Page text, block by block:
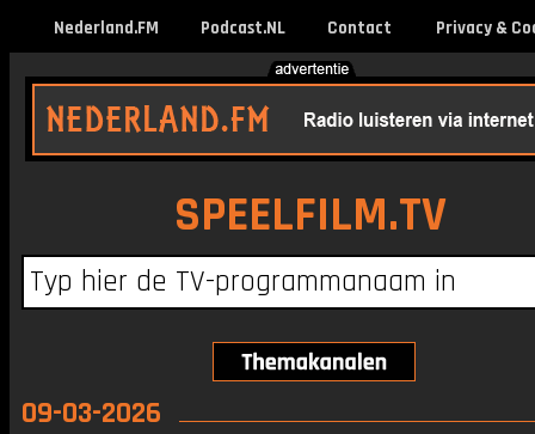
Nederland.FM Podcast.NL Contact Privacy &
SPEELFILM.TV
09-03-2026